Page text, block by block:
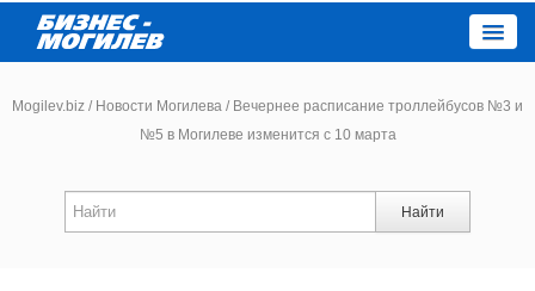
Новости
Mogilev.biz / Новости Могилева /Вечернее расписание троллейбусов №3 и
№5 в Могилеве изменится с 10 марта
Найти